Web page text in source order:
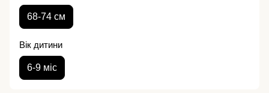
68-74 см
Вік дитини
6-9 міс